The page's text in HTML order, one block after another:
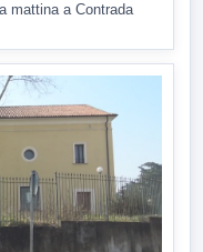
mattina a Contrada